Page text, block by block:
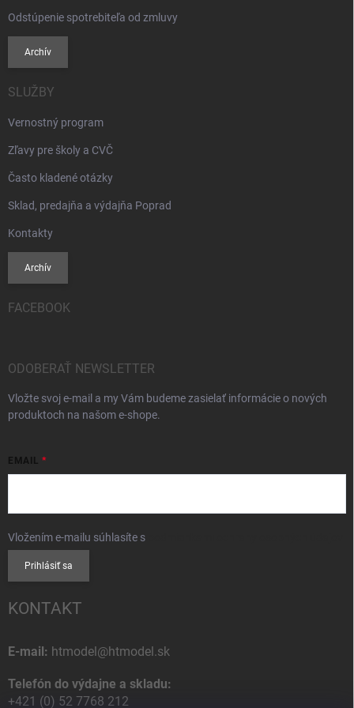
Odstúpenie spotrebiteľa od zmluvy
Archív
SLUŽBY
Vernostný program
Zľavy pre školy a CVČ
Často kladené otázky
Sklad, predajňa a výdajňa Poprad
Kontakty
Archív
FACEBOOK
ODOBERAŤ NEWSLETTER
Vložte svoj e-mail a my Vám budeme zasielať informácie o nových
produktoch na našom e-shope.
EMAIL
Vložením e-mailu súhlasíte s
Prihlásiť sa
KONTAKT
E-mail: htmodel@htmodel.sk
Telefón do výdajne a skladu:
+421 (0) 52 7768 212